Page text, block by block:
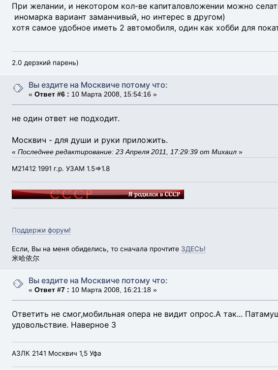
При желании, и некотором кол-ве капиталовложении можно
иномарка вариант заманчивый, но интерес в другом)
хотя самое удобное иметь 2 автомобиля, один как хобби для
2.0 дерзкий парень)
Вы ездите на Москвиче потому что:
« Ответ #6 : 10 Марта 2008, 15:54:16 »
не один ответ не подходит.
Москвич - для души и руки приложить.
« Последнее редактирование: 23 Апреля 2011, 17:29:39 от Михаил »
М21412 1991 г.р. УЗАМ 1.5=>1.8
Поддержи форум!
Если, Вы на меня обиделись, то сначала прочтите ЗДЕСЬ!
米哈依尔
Вы ездите на Москвиче потому что:
« Ответ #7 : 10 Марта 2008, 16:21:18 »
Ответить не смог,мобильная опера не видит опрос.А так...
удовольствие. Наверное 3
АЗЛК 2141 Москвич 1,5 Уфа